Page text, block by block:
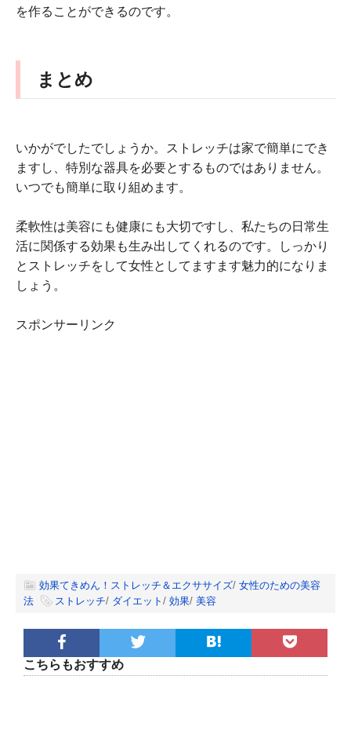
を作ることができるのです。
まとめ
いかがでしたでしょうか。ストレッチは家で簡単にでき
ますし、特別な器具を必要とするものではありません。
いつでも簡単に取り組めます。
柔軟性は美容にも健康にも大切ですし、私たちの日常生
活に関係する効果も生み出してくれるのです。しっかり
とストレッチをして女性としてますます魅力的になりま
しょう。
スポンサーリンク
効果てきめん！ストレッチ＆エクササイズ/ 女性のための美容
法
ストレッチ/ ダイエット / 効果/ 美容
こちらもおすすめ